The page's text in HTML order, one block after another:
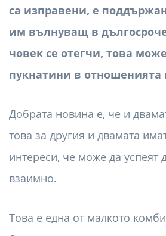
са изправени, е
им вълнуващ в
човек се отегчи, това
пукнатини в отношенията
Добрата новина е, че и
това за другия и двамата
интереси, че може да успеят
взаимно.
Това е една от малкото